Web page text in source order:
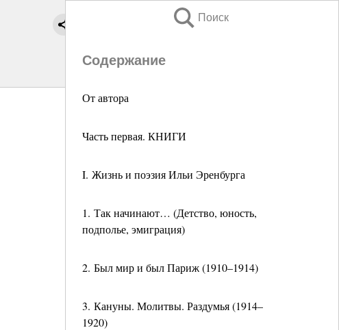
Поиск
Содержание
От автора
Часть первая. КНИГИ
I. Жизнь и поэзия Ильи Эренбурга
1. Так начинают… (Детство, юность,
подполье, эмиграция)
2. Был мир и был Париж (1910–1914)
3. Кануны. Молитвы. Раздумья (1914–
1920)